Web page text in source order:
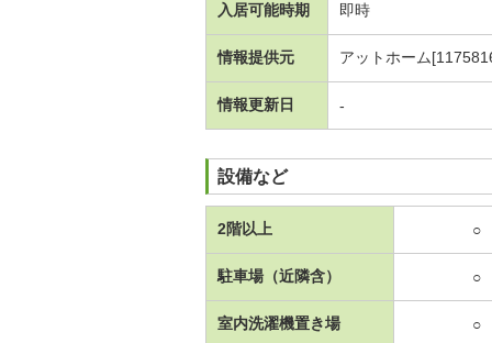
入居可能時期 即時
情報提供元 アットホーム
情報更新日 -
設備など
2階以上 ○
駐車場（近隣含） ○
室内洗濯機置き場 ○